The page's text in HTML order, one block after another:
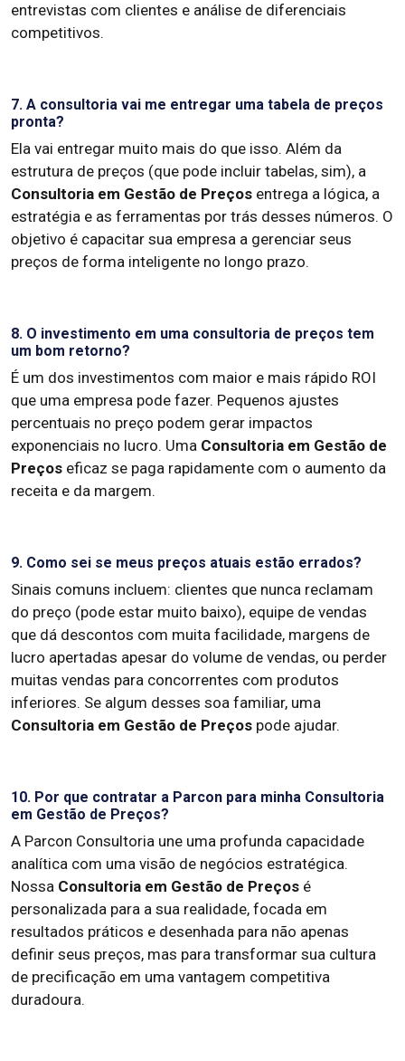
entrevistas com clientes e análise de diferenciais
competitivos.
7. A consultoria vai me entregar uma tabela de preços
pronta?
Ela vai entregar muito mais do que isso. Além da
estrutura de preços (que pode incluir tabelas, sim), a
Consultoria em Gestão de Preços entrega a lógica, a
estratégia e as ferramentas por trás desses números. O
objetivo é capacitar sua empresa a gerenciar seus
preços de forma inteligente no longo prazo.
8. O investimento em uma consultoria de preços tem
um bom retorno?
É um dos investimentos com maior e mais rápido ROI
que uma empresa pode fazer. Pequenos ajustes
percentuais no preço podem gerar impactos
exponenciais no lucro. Uma Consultoria em Gestão de
Preços eficaz se paga rapidamente com o aumento da
receita e da margem.
9. Como sei se meus preços atuais estão errados?
Sinais comuns incluem: clientes que nunca reclamam
do preço (pode estar muito baixo), equipe de vendas
que dá descontos com muita facilidade, margens de
lucro apertadas apesar do volume de vendas, ou perder
muitas vendas para concorrentes com produtos
inferiores. Se algum desses soa familiar, uma
Consultoria em Gestão de Preços pode ajudar.
10. Por que contratar a Parcon para minha Consultoria
em Gestão de Preços?
A Parcon Consultoria une uma profunda capacidade
analítica com uma visão de negócios estratégica.
Nossa Consultoria em Gestão de Preços é
personalizada para a sua realidade, focada em
resultados práticos e desenhada para não apenas
definir seus preços, mas para transformar sua cultura
de precificação em uma vantagem competitiva
duradoura.